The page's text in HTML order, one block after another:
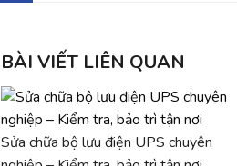
BÀI VIẾT LIÊN QUAN
Sửa chữa bộ lưu điện UPS chuyên